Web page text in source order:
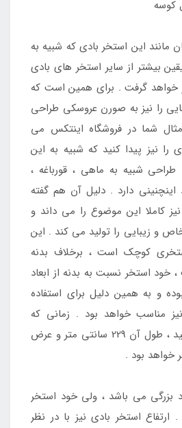
کوسه
مانند این استخر بادی که شبیه به
بیشتر از سایر استخر های بادی
خواهد گرفت . برای همین است که
را نیز به صورن عروسکی طراحی
شما در فروشگاه اینتکس می
را نیز پیدا کنید که شبیه به این
شبیه به ماهی ، قورباغه ،
اینچنینی دارد . دلیل آن هم گفته
کاملا این موضوع را می داند و
و زیبایی را تولید می کند . این
کوچک است ، برخلاف بدنه
خود استخر نسبت به بدنه از ابعاد
و به همین دلیل برای استفاده
مناسب خواهد بود . زمانی که
استخر را راه اندازی کنید ، طول آن 229 سانتی متر و عرض
بزرگی می باشد ، ولی خود استخر
استخر بادی نیز با در نظر